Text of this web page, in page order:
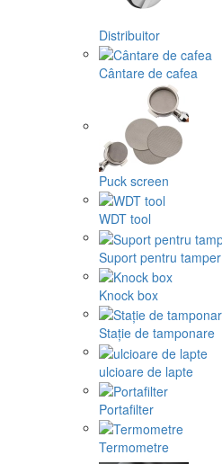
Distribuitor
Cântare de cafea
Puck screen
WDT tool
Suport pentru tamper
Knock box
Stație de tamponare
ulcioare de lapte
Portafilter
Termometre